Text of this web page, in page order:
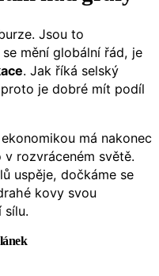
Jsou to
mění globální řád, je
. Jak říká selský
je dobré mít podíl
má nakonec
rozvráceném světě.
uspěje, dočkáme se
kovy svou
sílu.